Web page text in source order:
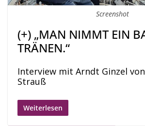
Screenshot
(+) „MAN NIMMT EIN
TRÄNEN.“
Interview mit Arndt Ginzel
Strauß
Weiterlesen